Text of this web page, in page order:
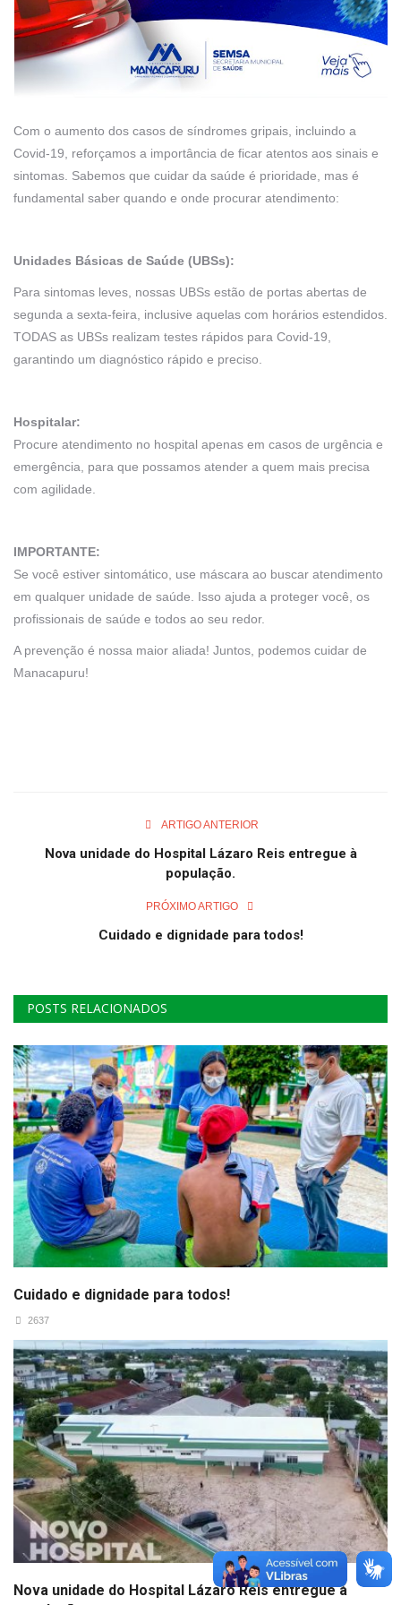
Com o aumento dos casos de síndromes gripais, incluindo a
Covid-19, reforçamos a importância de ficar atentos aos sinais e
sintomas. Sabemos que cuidar da saúde é prioridade, mas é
fundamental saber quando e onde procurar atendimento:
Unidades Básicas de Saúde (UBSs):
Para sintomas leves, nossas UBSs estão de portas abertas de
segunda a sexta-feira, inclusive aquelas com horários estendidos.
TODAS as UBSs realizam testes rápidos para Covid-19,
garantindo um diagnóstico rápido e preciso.
Hospitalar:
Procure atendimento no hospital apenas em casos de urgência e
emergência, para que possamos atender a quem mais precisa
com agilidade.
IMPORTANTE:
Se você estiver sintomático, use máscara ao buscar atendimento
em qualquer unidade de saúde. Isso ajuda a proteger você, os
profissionais de saúde e todos ao seu redor.
A prevenção é nossa maior aliada! Juntos, podemos cuidar de
Manacapuru!
ARTIGO ANTERIOR
Nova unidade do Hospital Lázaro Reis entregue à
população.
PRÓXIMO ARTIGO
Cuidado e dignidade para todos!
POSTS RELACIONADOS
Cuidado e dignidade para todos!
2637
Nova unidade do Hospital Lázaro Reis entregue à